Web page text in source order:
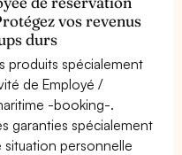
vos revenus
durs
produits spécialement
de Employé /
-booking-.
garanties spécialement
personnelle